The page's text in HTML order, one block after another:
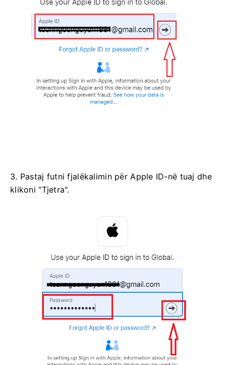
3. Pastaj futni fjalëkalimin për Apple ID-në tuaj dhe
klikoni "Tjetra".